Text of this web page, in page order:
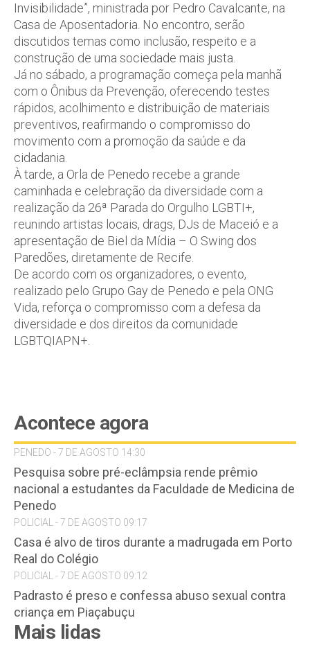
Invisibilidade”, ministrada por Pedro Cavalcante, na
Casa de Aposentadoria. No encontro, serão
discutidos temas como inclusão, respeito e a
construção de uma sociedade mais justa.
Já no sábado, a programação começa pela manhã
com o Ônibus da Prevenção, oferecendo testes
rápidos, acolhimento e distribuição de materiais
preventivos, reafirmando o compromisso do
movimento com a promoção da saúde e da
cidadania.
À tarde, a Orla de Penedo recebe a grande
caminhada e celebração da diversidade com a
realização da 26ª Parada do Orgulho LGBTI+,
reunindo artistas locais, drags, DJs de Maceió e a
apresentação de Biel da Mídia – O Swing dos
Paredões, diretamente de Recife.
De acordo com os organizadores, o evento,
realizado pelo Grupo Gay de Penedo e pela ONG
Vida, reforça o compromisso com a defesa da
diversidade e dos direitos da comunidade
LGBTQIAPN+.
Acontece agora
PENEDO - 7 DE AGOSTO 14:30
Pesquisa sobre pré-eclâmpsia rende prêmio
nacional a estudantes da Faculdade de Medicina de
Penedo
POLICIAL - 7 DE AGOSTO 09:17
Casa é alvo de tiros durante a madrugada em Porto
Real do Colégio
POLICIAL - 7 DE AGOSTO 09:12
Padrasto é preso e confessa abuso sexual contra
criança em Piaçabuçu
Mais lidas